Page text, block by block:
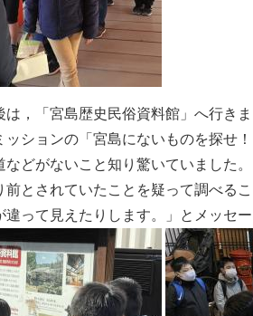
は，「宮島歴史民俗資料館」へ行き
ッションの「宮島にないものを探せ
などがないこと知り驚いていました
前とされていたことを疑って調べる
違って見えたりします。」とメッセ